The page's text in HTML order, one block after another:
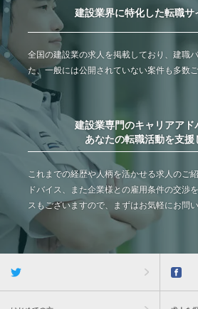
建設業界に特化した転職サ
全国の建設業の求人を掲載しており、建職
た、一般には公開されていない案件も多数ご
建設業専門のキャリアアド
あなたの転職活動を支援
これまでの経歴や人柄を活かせる求人のご
ドバイス、また企業様との雇用条件の交渉
スもございますので、まずはお気軽にお問